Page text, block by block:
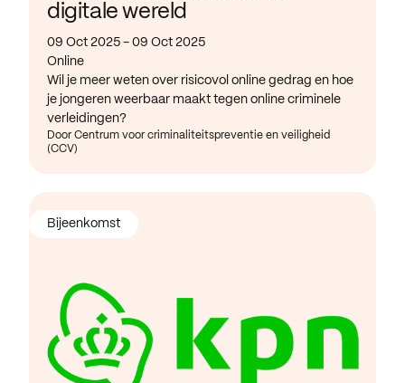
digitale wereld
09 Oct 2025 - 09 Oct 2025
Online
Wil je meer weten over risicovol online gedrag en hoe
je jongeren weerbaar maakt tegen online criminele
verleidingen?
Door Centrum voor criminaliteitspreventie en veiligheid
(CCV)
Bijeenkomst